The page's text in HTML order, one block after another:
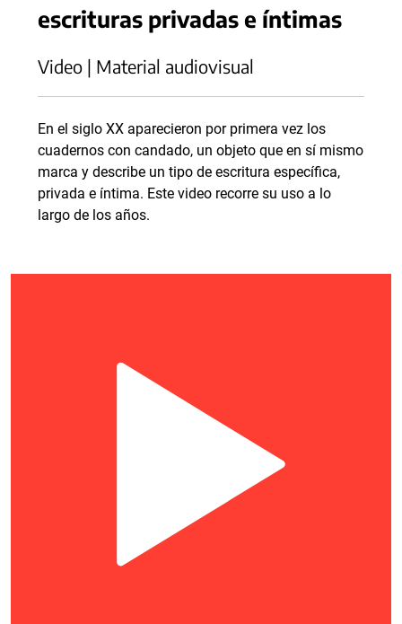
escrituras privadas e íntimas
Video | Material audiovisual
En el siglo XX aparecieron por primera vez los
cuadernos con candado, un objeto que en sí mismo
marca y describe un tipo de escritura específica,
privada e íntima. Este video recorre su uso a lo
largo de los años.